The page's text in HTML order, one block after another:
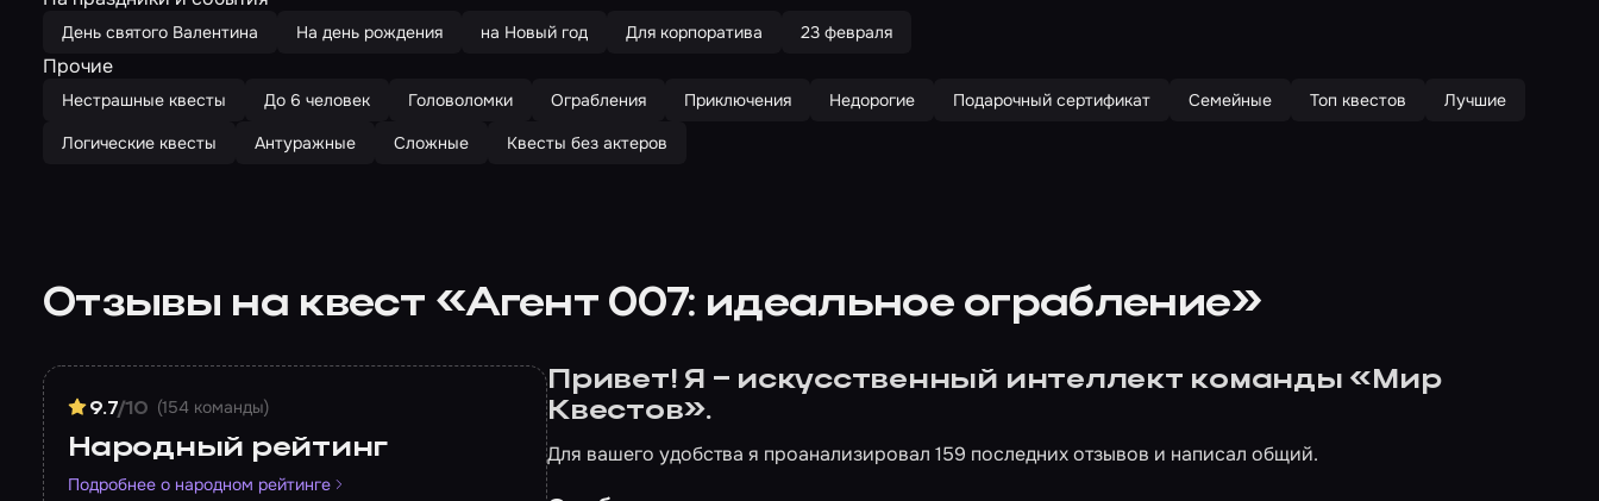
День святого Валентина На день рождения на Новый год Для корпоратива 23 февраля
Прочие
Нестрашные квесты До 6 человек Головоломки Ограбления Приключения Недорогие Подарочный сертификат Семейные Топ квестов
Лучшие
Логические квесты
Антуражные Сложные Квесты без актеров
Отзывы на квест «Агент 007: идеальное ограбление»
9.7/10 (154 команды)
Народный рейтинг
Подробнее о народном рейтинге
Привет! Я – искусственный интеллект команды «Мир
Квестов».
Для вашего удобства я проанализировал 159 последних отзывов и написал общий.